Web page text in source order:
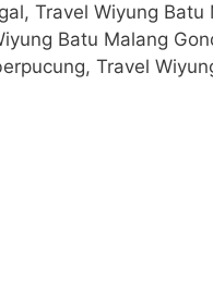
Travel Wiyung Batu
Batu Malang
Travel